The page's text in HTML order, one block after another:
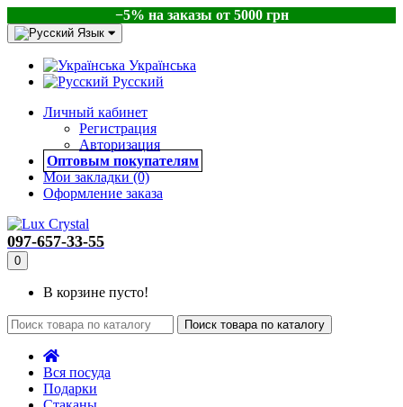
−5% на заказы от 5000 грн
Язык
Українська
Русский
Личный кабинет
Регистрация
Авторизация
Оптовым покупателям
Мои закладки (0)
Оформление заказа
097-657-33-55
0
В корзине пусто!
Поиск товара по каталогу
Вся посуда
Подарки